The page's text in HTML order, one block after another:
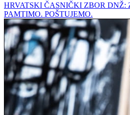
HRVATSKI ČASNIČKI ZBOR DNŽ:
PAMTIMO. POŠTUJEMO.